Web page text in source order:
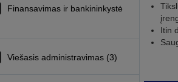
Finansavimas ir bankininkystė
Viešasis administravimas (3)
Itin